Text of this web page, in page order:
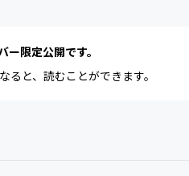
ー限定公開です。
ると、読むことができます。